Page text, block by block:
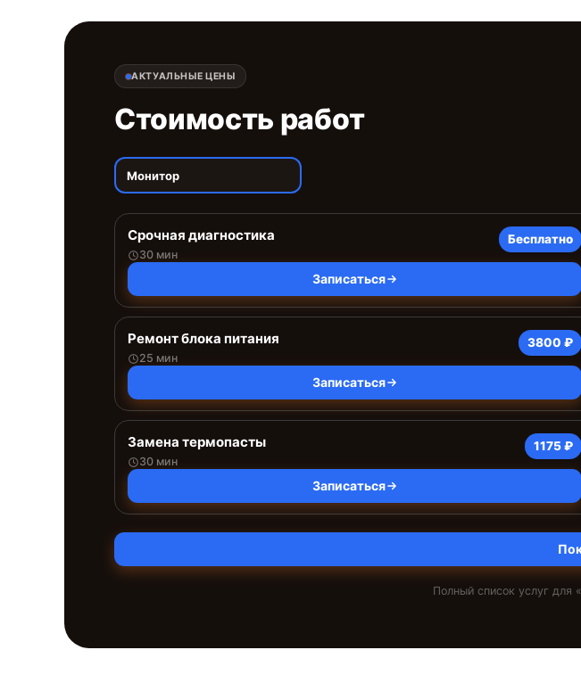
АКТУАЛЬНЫЕ ЦЕНЫ
Стоимость работ
Монитор
Срочная диагностика
30 мин
Бесплатно
Записаться
Ремонт блока питания
25 мин
3800 ₽
Записаться
Замена термопасты
30 мин
1175 ₽
Записаться
Полный список услуг для «